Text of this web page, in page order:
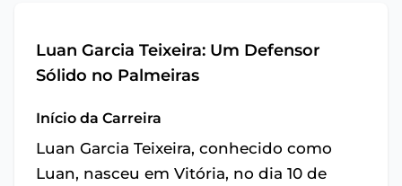
Luan Garcia Teixeira: Um Defensor
Sólido no Palmeiras
Início da Carreira
Luan Garcia Teixeira, conhecido como
Luan, nasceu em Vitória, no dia 10 de